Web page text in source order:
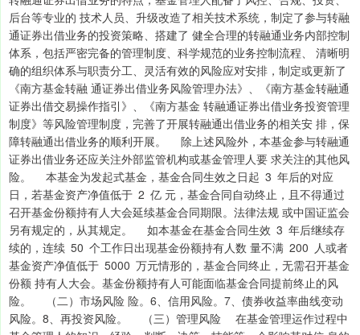
后台等专业的 技术人员、升级改造了相关技术系统，制定了参与转融
通证券出借业务的投资策略、搭建了 健全合理的转融通业务内部控制
体系，包括严密完备的管理制度、科学规范的业务控制流程、 清晰明
确的组织体系与职责分工、灵活有效的风险应对安排，制定或更新了
《南方基金转融 通证券出借业务风险管理办法》、《南方基金转融通
证券出借交易操作指引》、《南方基金 转融通证券出借业务投资管理
制度》等风险管理制度，完善了开展转融通出借业务的相关安 排，保
障转融通出借业务的顺利开展。 除上述风险外，本基金参与转融通
证券出借业务还应关注外部监管机构或基金管理人要 求关注的其他风
险。 本基金为发起式基金，基金合同生效之日起 3 年后的对应
日，若基金资产净值低于 2 亿 元，基金合同自动终止，且不得通过
召开基金份额持有人大会延续基金合同期限。法律法规 或中国证监会
另有规定的，从其规定。 如本基金在基金合同生效 3 年后继续存
续的，连续 50 个工作日出现基金份额持有人数 量不满 200 人或者
基金资产净值低于 5000 万元情形的，基金合同终止，无需召开基金
份额 持有人大会。基金份额持有人可能面临基金合同提前终止的风
险。 （二）市场风险 险。6、信用风险。7、债券收益率曲线变动
风险。8、再投资风险。 （三）管理风险 在基金管理运作过程中